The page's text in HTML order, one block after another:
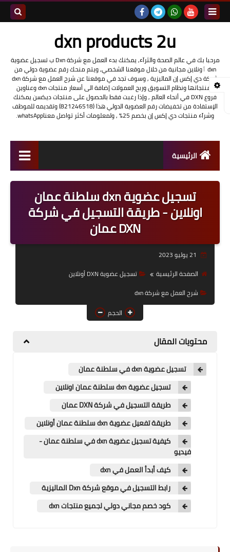
dxn products 2u
مرحبا بك في عالم الصحة والثرآء, يمكنك بدء العمل مع شركة Dxn ب تسجيل عضوية
dxn ٲونلاين مجانية من خلال موقعنا الشخصي, ويتم منحك رقم عضوية دولي من
شركة دي إكس إن الماليزية , وسوف تجد في موقعنا عن شرح العمل مع شركة dxn
ومنتجاتها ونظام التسويق وربح العمولات إضافة الى أسعار منتجات dxn وعناوين
فروع DXN في أنحاء العالم , وإذا رغبت فقط بالحصول على منتجات ديكسن يمكنك
الإستفادة من تخفيضات رقم العضوية الدولي هذا (821246518) وتقديمه للموظف
وشرآء منتجات دي إكس إن بخصم 25% , ولمعلومات أكثر تواصل معناwhatsApp.
الرئيسية
شرح العمل مع شركة dxn
تسجيل عضوية DXN أونلاين
منتجات شركة dxn وفوائدها
قوائم أسعار منتجات شركة
عناوين فروع شركةDxn
تسجيل عضوية dxn سلطنة عمان
اونلاين - طريقة التسجيل في شركة
DXN عمان
الصفحة الرئيسية
تسجيل عضوية DXN أونلاين
شرح العمل مع شركة dxn
الحجم
محتويات المقال
تسجيل عضوية dxn في سلطنة عمان
تسجيل عضوية dxn سلطنة عمان اونلاين
طريقة التسجيل في شركة DXN عمان
طريقة تفعيل عضوية dxn سلطنة عمان أونلاين
كيفية تسجيل عضوية dxn في سلطنة عمان -
فيديو
كيف أبدأ العمل في dxn
رابط التسجيل في موقع شركة Dxn الماليزية
كود خصم مجاني دولي لجميع منتجات dxn